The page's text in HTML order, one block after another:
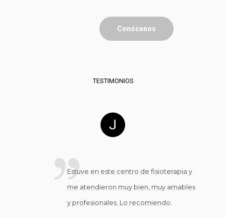
Conócenos
TESTIMONIOS
Estuve en este centro de fisioterapia y
me atendieron muy bien, muy amables
y profesionales. Lo recomiendo.